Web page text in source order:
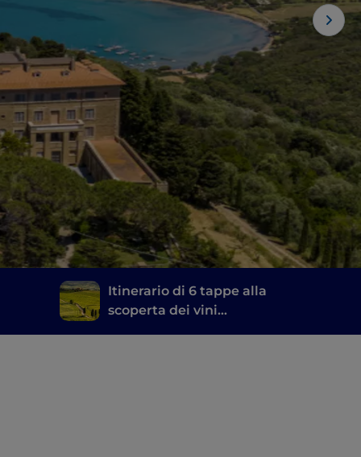
Itinerario di 6 tappe alla
scoperta dei vini